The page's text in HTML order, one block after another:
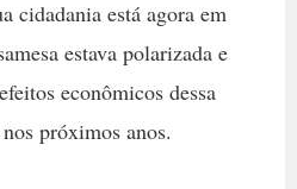
cidadania está agora em
estava polarizada e
econômicos dessa
próximos anos.